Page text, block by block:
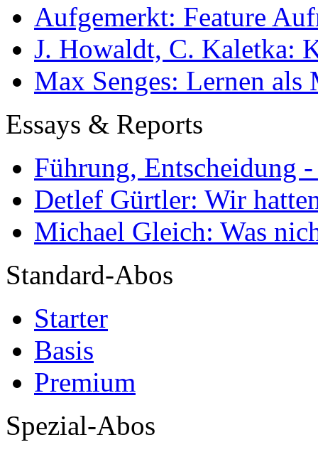
Aufgemerkt: Feature
J. Howaldt, C. Kaletka:
Max Senges: Lernen als
Essays & Reports
Führung, Entscheidung
Detlef Gürtler: Wir
Michael Gleich: Was
Standard-Abos
Starter
Basis
Premium
Spezial-Abos